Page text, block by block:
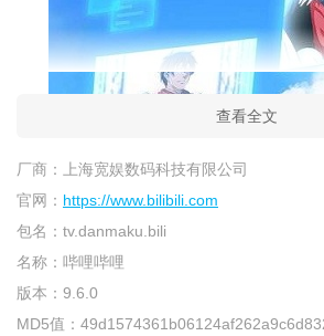
查看全文
厂商：
上海宽娱数码科技有限公司
官网： https://www.bilibili.com
包名： tv.danmaku.bili
名称： 哔哩哔哩
版本： 9.6.0
MD5值：